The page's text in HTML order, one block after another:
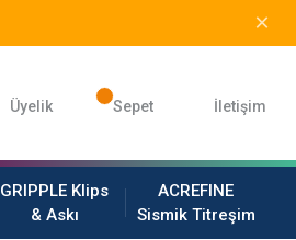
Üyelik Sepet İletişim
GRIPPLE Klips
& Askı
ACREFINE
Sismik Titreşim